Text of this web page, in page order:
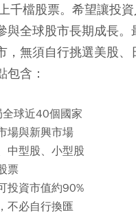
千檔股票。希望讓投
與全球股市長期成長。
，無須自行挑選美股、
包含：
全球近40個國家
場與新興市場
中型股、小型股
票
投資市值約90%
不必自行換匯